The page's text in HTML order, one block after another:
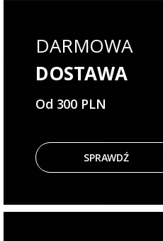
DARMOWA
DOSTAWA
Od 300 PLN
SPRAWDŹ